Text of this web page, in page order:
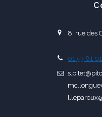
8, rue des
01 53 81